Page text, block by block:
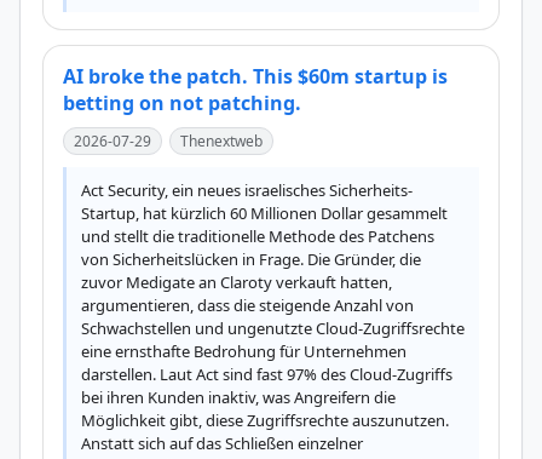
AI broke the patch. This $60m startup is
betting on not patching.
2026-07-29 Thenextweb
Act Security, ein neues israelisches Sicherheits-
Startup, hat kürzlich 60 Millionen Dollar gesammelt
und stellt die traditionelle Methode des Patchens
von Sicherheitslücken in Frage. Die Gründer, die
zuvor Medigate an Claroty verkauft hatten,
argumentieren, dass die steigende Anzahl von
Schwachstellen und ungenutzte Cloud-Zugriffsrechte
eine ernsthafte Bedrohung für Unternehmen
darstellen. Laut Act sind fast 97% des Cloud-Zugriffs
bei ihren Kunden inaktiv, was Angreifern die
Möglichkeit gibt, diese Zugriffsrechte auszunutzen.
Anstatt sich auf das Schließen einzelner